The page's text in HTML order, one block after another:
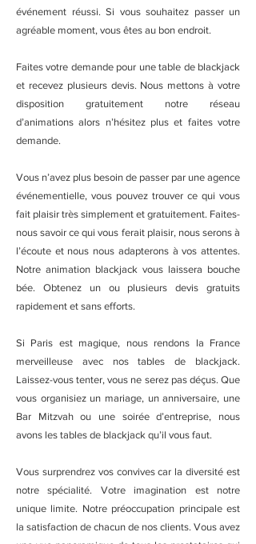
événement réussi. Si vous souhaitez passer un
agréable moment, vous êtes au bon endroit.
Faites votre demande pour une table de blackjack
et recevez plusieurs devis. Nous mettons à votre
disposition gratuitement notre réseau
d’animations alors n’hésitez plus et faites votre
demande.
Vous n’avez plus besoin de passer par une agence
événementielle, vous pouvez trouver ce qui vous
fait plaisir très simplement et gratuitement. Faites-
nous savoir ce qui vous ferait plaisir, nous serons à
l’écoute et nous nous adapterons à vos attentes.
Notre animation blackjack vous laissera bouche
bée. Obtenez un ou plusieurs devis gratuits
rapidement et sans efforts.
Si Paris est magique, nous rendons la France
merveilleuse avec nos tables de blackjack.
Laissez-vous tenter, vous ne serez pas déçus. Que
vous organisiez un mariage, un anniversaire, une
Bar Mitzvah ou une soirée d’entreprise, nous
avons les tables de blackjack qu’il vous faut.
Vous surprendrez vos convives car la diversité est
notre spécialité. Votre imagination est notre
unique limite. Notre préoccupation principale est
la satisfaction de chacun de nos clients. Vous avez